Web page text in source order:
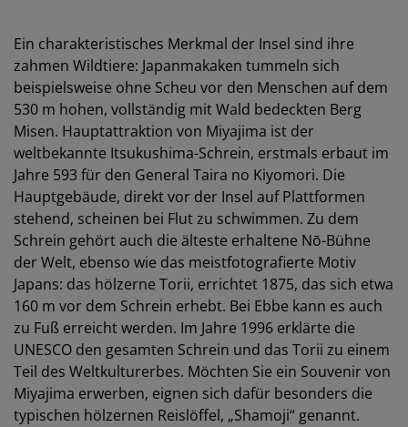
Ein charakteristisches Merkmal der Insel sind ihre
zahmen Wildtiere: Japanmakaken tummeln sich
beispielsweise ohne Scheu vor den Menschen auf dem
530 m hohen, vollständig mit Wald bedeckten Berg
Misen. Hauptattraktion von Miyajima ist der
weltbekannte Itsukushima-Schrein, erstmals erbaut im
Jahre 593 für den General Taira no Kiyomori. Die
Hauptgebäude, direkt vor der Insel auf Plattformen
stehend, scheinen bei Flut zu schwimmen. Zu dem
Schrein gehört auch die älteste erhaltene Nō-Bühne
der Welt, ebenso wie das meistfotografierte Motiv
Japans: das hölzerne Torii, errichtet 1875, das sich etwa
160 m vor dem Schrein erhebt. Bei Ebbe kann es auch
zu Fuß erreicht werden. Im Jahre 1996 erklärte die
UNESCO den gesamten Schrein und das Torii zu einem
Teil des Weltkulturerbes. Möchten Sie ein Souvenir von
Miyajima erwerben, eignen sich dafür besonders die
typischen hölzernen Reislöffel, „Shamoji“ genannt.